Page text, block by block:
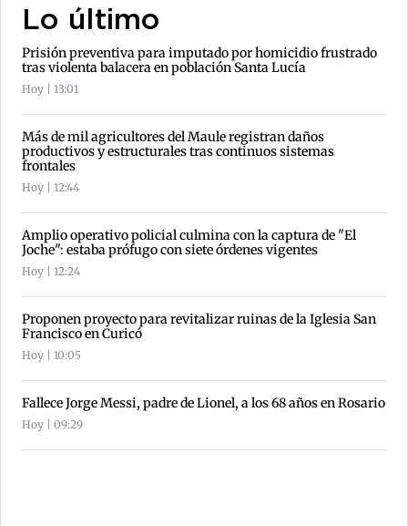
Lo último
Prisión preventiva para imputado por homicidio frustrado
tras violenta balacera en población Santa Lucía
Hoy | 13:01
Más de mil agricultores del Maule registran daños
productivos y estructurales tras continuos sistemas
frontales
Hoy | 12:44
Amplio operativo policial culmina con la captura de "El
Joche": estaba prófugo con siete órdenes vigentes
Hoy | 12:24
Proponen proyecto para revitalizar ruinas de la Iglesia San
Francisco en Curicó
Hoy | 10:05
Fallece Jorge Messi, padre de Lionel, a los 68 años en Rosario
Hoy | 09:29